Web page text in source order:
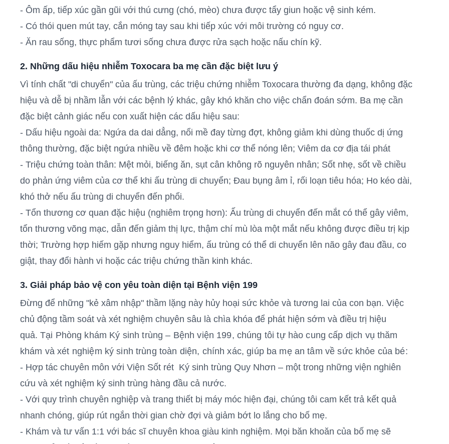
- Ôm ấp, tiếp xúc gần gũi với thú cưng (chó, mèo) chưa được tẩy giun hoặc vệ sinh kém.
- Có thói quen mút tay, cắn móng tay sau khi tiếp xúc với môi trường có nguy cơ.
- Ăn rau sống, thực phẩm tươi sống chưa được rửa sạch hoặc nấu chín kỹ.
2. Những dấu hiệu nhiễm Toxocara ba mẹ cần đặc biệt lưu ý
Vì tính chất "di chuyển" của ấu trùng, các triệu chứng nhiễm Toxocara thường đa dạng, không đặc
hiệu và dễ bị nhầm lẫn với các bệnh lý khác, gây khó khăn cho việc chẩn đoán sớm. Ba mẹ cần
đặc biệt cảnh giác nếu con xuất hiện các dấu hiệu sau:
- Dấu hiệu ngoài da: Ngứa da dai dẳng, nổi mề đay từng đợt, không giảm khi dùng thuốc dị ứng
thông thường, đặc biệt ngứa nhiều về đêm hoặc khi cơ thể nóng lên; Viêm da cơ địa tái phát
- Triệu chứng toàn thân: Mệt mỏi, biếng ăn, sụt cân không rõ nguyên nhân; Sốt nhẹ, sốt về chiều
do phản ứng viêm của cơ thể khi ấu trùng di chuyển; Đau bụng âm ỉ, rối loạn tiêu hóa; Ho kéo dài,
khó thở nếu ấu trùng di chuyển đến phổi.
- Tổn thương cơ quan đặc hiệu (nghiêm trọng hơn): Ấu trùng di chuyển đến mắt có thể gây viêm,
tổn thương võng mạc, dẫn đến giảm thị lực, thậm chí mù lòa một mắt nếu không được điều trị kịp
thời; Trường hợp hiếm gặp nhưng nguy hiểm, ấu trùng có thể di chuyển lên não gây đau đầu, co
giật, thay đổi hành vi hoặc các triệu chứng thần kinh khác.
3. Giải pháp bảo vệ con yêu toàn diện tại Bệnh viện 199
Đừng để những "kẻ xâm nhập" thầm lặng này hủy hoại sức khỏe và tương lai của con bạn. Việc
chủ động tầm soát và xét nghiệm chuyên sâu là chìa khóa để phát hiện sớm và điều trị hiệu
quả. Tại Phòng khám Ký sinh trùng – Bệnh viện 199, chúng tôi tự hào cung cấp dịch vụ thăm
khám và xét nghiệm ký sinh trùng toàn diện, chính xác, giúp ba mẹ an tâm về sức khỏe của bé:
- Hợp tác chuyên môn với Viện Sốt rét Ký sinh trùng Quy Nhơn – một trong những viện nghiên
cứu và xét nghiệm ký sinh trùng hàng đầu cả nước.
- Với quy trình chuyên nghiệp và trang thiết bị máy móc hiện đại, chúng tôi cam kết trả kết quả
nhanh chóng, giúp rút ngắn thời gian chờ đợi và giảm bớt lo lắng cho bố mẹ.
- Khám và tư vấn 1:1 với bác sĩ chuyên khoa giàu kinh nghiệm. Mọi băn khoăn của bố mẹ sẽ